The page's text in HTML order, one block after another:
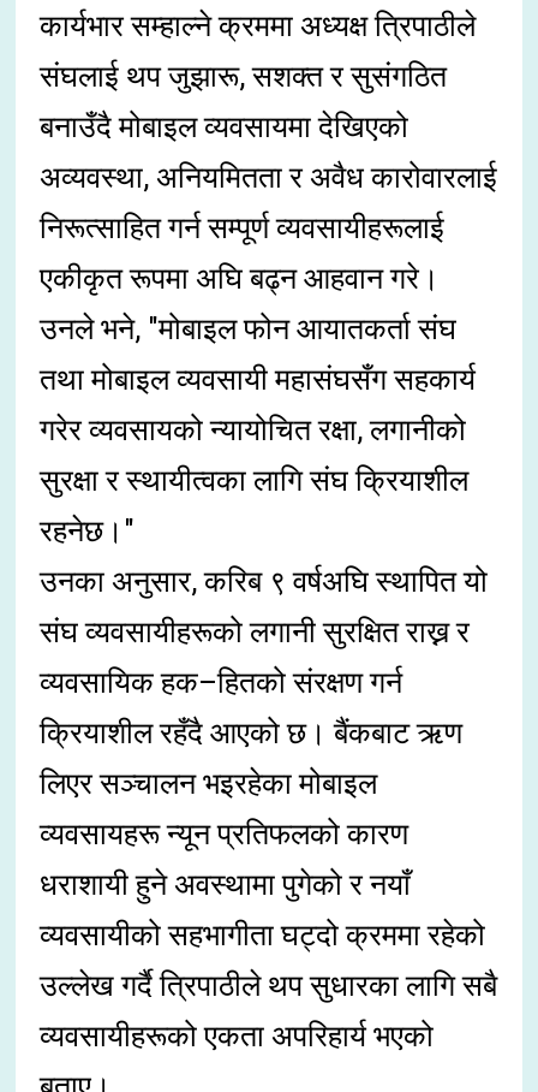
कार्यभार सम्हाल्ने क्रममा अध्यक्ष त्रिपाठीले
संघलाई थप जुझारू, सशक्त र सुसंगठित
बनाउँदै मोबाइल व्यवसायमा देखिएको
अव्यवस्था, अनियमितता र अवैध कारोवारलाई
निरूत्साहित गर्न सम्पूर्ण व्यवसायीहरूलाई
एकीकृत रूपमा अघि बढ्न आहवान गरे।
उनले भने, "मोबाइल फोन आयातकर्ता संघ
तथा मोबाइल व्यवसायी महासंघसँग सहकार्य
गरेर व्यवसायको न्यायोचित रक्षा, लगानीको
सुरक्षा र स्थायीत्वका लागि संघ क्रियाशील
रहनेछ।"
उनका अनुसार, करिब ९ वर्षअघि स्थापित यो
संघ व्यवसायीहरूको लगानी सुरक्षित राख्न र
व्यवसायिक हक–हितको संरक्षण गर्न
क्रियाशील रहँदै आएको छ। बैंकबाट ऋण
लिएर सञ्चालन भइरहेका मोबाइल
व्यवसायहरू न्यून प्रतिफलको कारण
धराशायी हुने अवस्थामा पुगेको र नयाँ
व्यवसायीको सहभागीता घट्दो क्रममा रहेको
उल्लेख गर्दै त्रिपाठीले थप सुधारका लागि सबै
व्यवसायीहरूको एकता अपरिहार्य भएको